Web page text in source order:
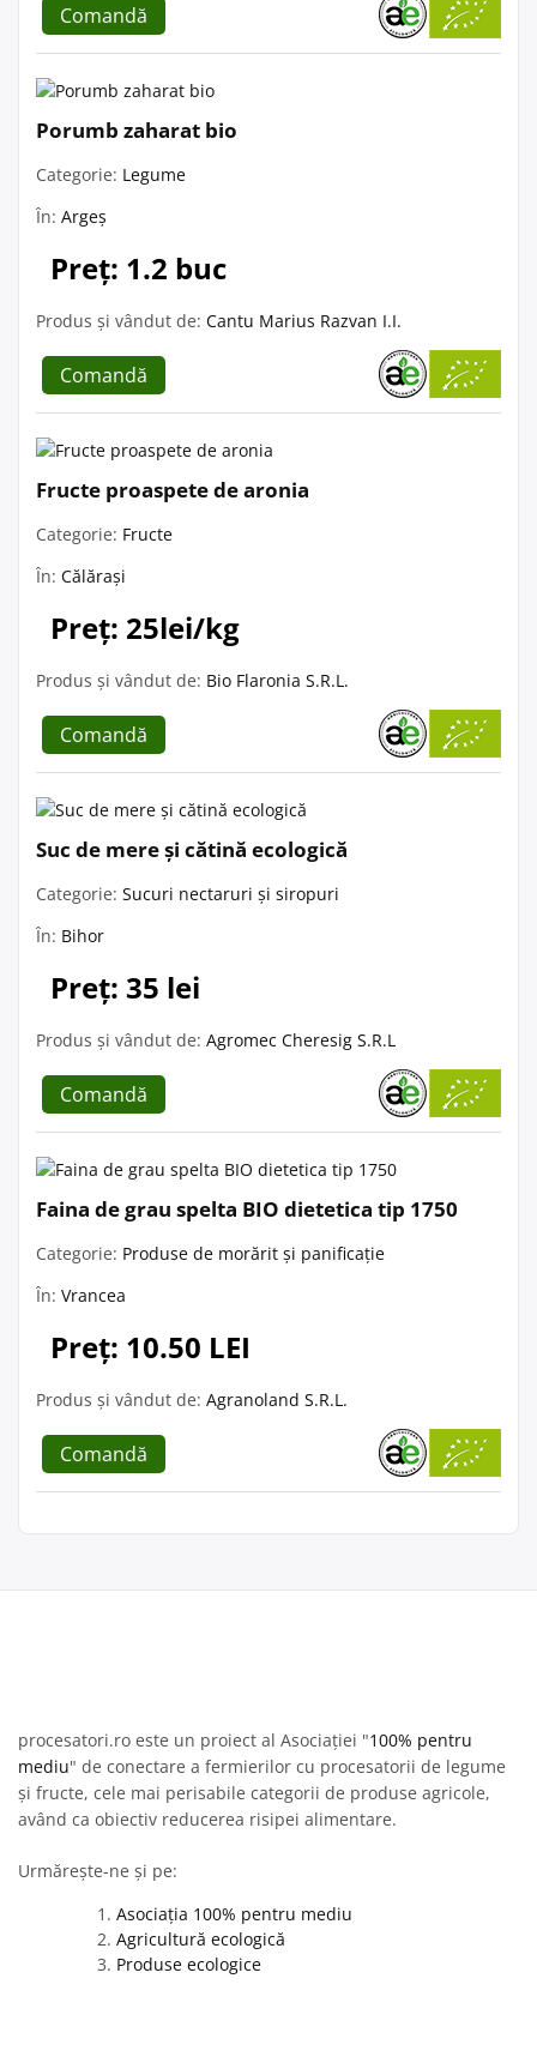
Comandă
Porumb zaharat bio
Categorie: Legume
În: Argeș
Preț: 1.2 buc
Produs și vândut de: Cantu Marius Razvan I.I.
Comandă
Fructe proaspete de aronia
Categorie: Fructe
În: Călărași
Preț: 25lei/kg
Produs și vândut de: Bio Flaronia S.R.L.
Comandă
Suc de mere și cătină ecologică
Categorie: Sucuri nectaruri și siropuri
În: Bihor
Preț: 35 lei
Produs și vândut de: Agromec Cheresig S.R.L
Comandă
Faina de grau spelta BIO dietetica tip 1750
Categorie: Produse de morărit și panificație
În: Vrancea
Preț: 10.50 LEI
Produs și vândut de: Agranoland S.R.L.
Comandă
procesatori.ro este un proiect al Asociației "100% pentru
mediu" de conectare a fermierilor cu procesatorii de legume
și fructe, cele mai perisabile categorii de produse agricole,
având ca obiectiv reducerea risipei alimentare.
Urmărește-ne și pe:
Asociația 100% pentru mediu
Agricultură ecologică
Produse ecologice